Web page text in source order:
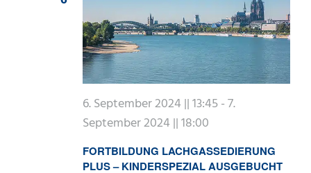
FORTBILDUNG LACHGASSEDIERUNG
PLUS – KINDERSPEZIAL AUSGEBUCHT
6. September 2024 || 13:45-7.
September 2024 || 18:00